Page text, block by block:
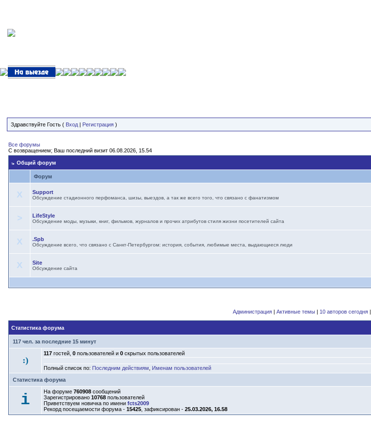
Здравствуйте Гость ( Вход | Регистрация )
Все форумы
С возвращением; Ваш последний визит 06.08.2026, 15.54
Общий форум
Форум
X Support
Обсуждение стадионного перфоманса, шизы, выездов, а так же всего того, что связано с фанатизмом
> LifeStyle
Обсуждение моды, музыки, книг, фильмов, журналов и прочих атрибутов стиля жизни посетителей сайта
X .Spb
Обсуждение всего, что связано с Санкт-Петербургом: история, события, любимые места, выдающиеся люди
X Site
Обсуждение сайта
Администрация| Активные темы| 10 авторов сегодня|
Статистика форума
117 чел. за последние 15 минут
:)
117 гостей, 0 пользователей и 0 скрытых пользователей
Полный список по: Последним действиям
Именам пользователей
Статистика форума
i На форуме 760908 сообщений
Зарегистрировано 10768 пользователей
Приветствуем новичка по имени fcts2009
Рекорд посещаемости форума - 15425 , зафиксирован - 25.03.2026, 16.58